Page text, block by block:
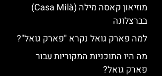
מוזיאון קאסה מילה (Casa Milà)
בברצלונה
למה פארק גואל נקרא "פארק גואל"?
מה היו התוכניות המקוריות עבור
פארק גואל?